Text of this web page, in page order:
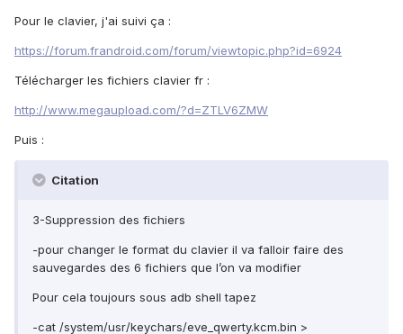
Pour le clavier, j'ai suivi ça :
https://forum.frandroid.com/forum/viewtopic.php?id=6924
Télécharger les fichiers clavier fr :
http://www.megaupload.com/?d=ZTLV6ZMW
Puis :
Citation
3-Suppression des fichiers
-pour changer le format du clavier il va falloir faire des
sauvegardes des 6 fichiers que l’on va modifier
Pour cela toujours sous adb shell tapez
-cat /system/usr/keychars/eve_qwerty.kcm.bin >